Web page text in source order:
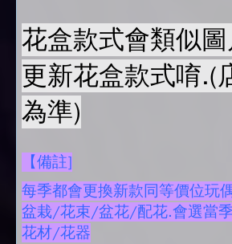
花盒款式會類似
更新花盒款式唷.(
為準)
【備註]
每季都會更換新款同等價位玩
盆栽/花束/盆花/配花.會選當
花材/花器